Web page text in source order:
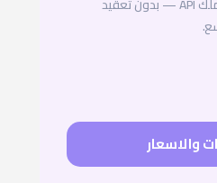
والاسعار